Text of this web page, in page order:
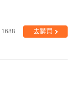
1688 去購買